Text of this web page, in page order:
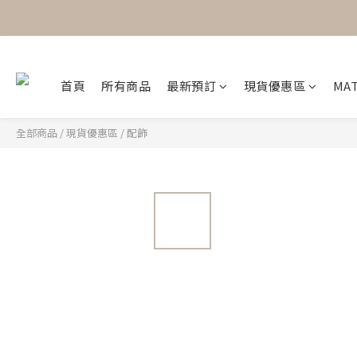
首頁 所有商品 最新預訂 現貨優惠區
全部商品 /現貨優惠區 /配飾